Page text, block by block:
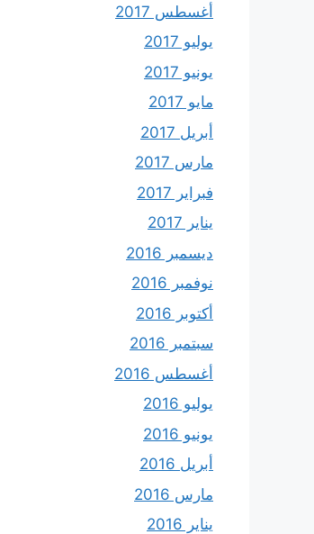
أغسطس 2017
يوليو 2017
يونيو 2017
مايو 2017
أبريل 2017
مارس 2017
فبراير 2017
يناير 2017
ديسمبر 2016
نوفمبر 2016
أكتوبر 2016
سبتمبر 2016
أغسطس 2016
يوليو 2016
يونيو 2016
أبريل 2016
مارس 2016
يناير 2016